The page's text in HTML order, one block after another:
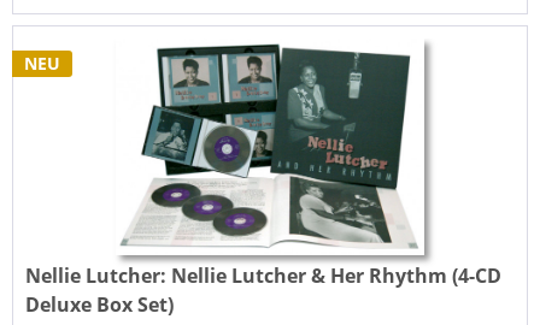
NEU
Nellie Lutcher: Nellie Lutcher & Her Rhythm (4-CD
Deluxe Box Set)